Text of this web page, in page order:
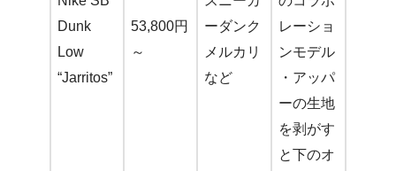
Dunk
Low
“Jarritos”
53,800円
～
ーダンク
メルカリ
など
レーショ
ンモデル
・アッパ
ーの生地
を剥がす
と下のオ